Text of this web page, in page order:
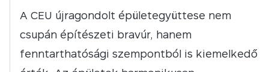
A CEU újragondolt épületegyüttese nem
csupán építészeti bravúr, hanem
fenntarthatósági szempontból is kiemelkedő